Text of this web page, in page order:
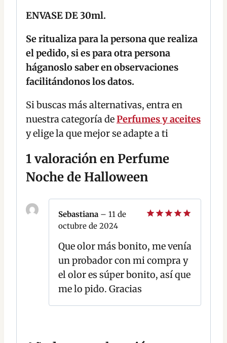
ENVASE DE 30ml.
Se ritualiza para la persona que realiza
el pedido, si es para otra persona
háganoslo saber en observaciones
facilitándonos los datos.
Si buscas más alternativas, entra en
nuestra categoría dePerfumes y aceites
y elige la que mejor se adapte a ti
1 valoración en Perfume
Noche de Halloween
Sebastiana – 11 de
octubre de 2024
Que olor más bonito, me venía
un probador con mi compra y
el olor es súper bonito, así que
me lo pido. Gracias